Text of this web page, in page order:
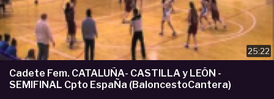
25:22
Cadete Fem. CATALUÑA- CASTILLA y LEÓN -
SEMIFINAL Cpto EspaÑa (BaloncestoCantera)